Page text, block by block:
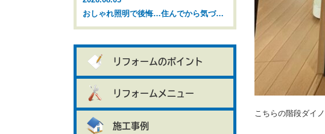
こちらの階段ダイ
おしゃれ照明で後悔…住んでから気づいた落とし穴【広島市 安佐南区 安佐北区】
リフォームのポイント
リフォームメニュー
施工事例